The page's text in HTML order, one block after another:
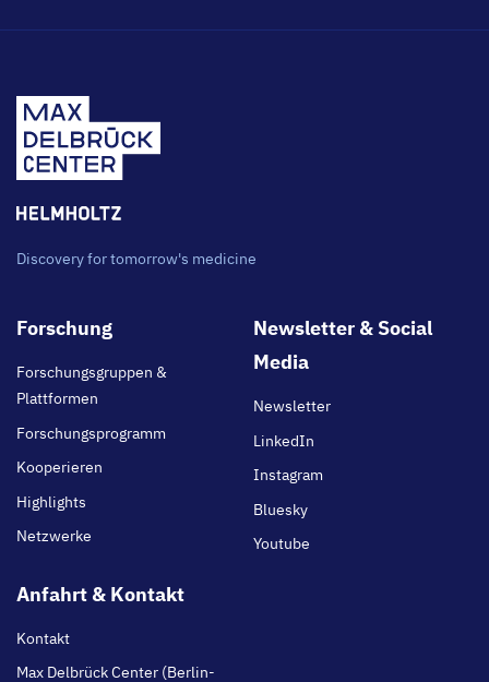
Discovery for tomorrow's medicine
Footer
Forschung
Forschungsgruppen &
Plattformen
Forschungsprogramm
Kooperieren
Highlights
Netzwerke
Newsletter & Social
Media
Newsletter
LinkedIn
Instagram
Bluesky
Youtube
Anfahrt & Kontakt
Kontakt
Max Delbrück Center (Berlin-